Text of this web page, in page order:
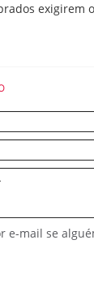
exigirem
e-mail se